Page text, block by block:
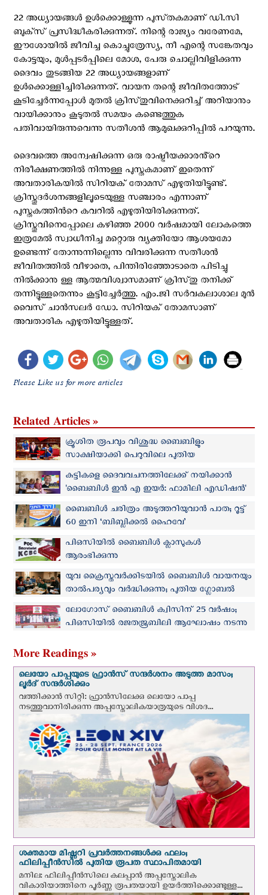
22 അധ്യായങ്ങൾ ഉൾക്കൊള്ളുന്ന പുസ്‌തകമാണ് ഡി.സി
ബുക്‌സ് പ്രസിദ്ധീകരിക്കുന്നത്. നിന്റെ രാജ്യം വരേണമേ,
ഈശോയിൽ ജീവിച്ച കൊച്ചുത്രേസ്യ, നീ എന്റെ സങ്കേതവും
കോട്ടയും, മുൾപ്പടർപ്പിലെ മോശ, പേരു ചൊല്ലിവിളിക്കുന്ന
ദൈവം തുടങ്ങിയ 22 അധ്യായങ്ങളാണ്
ഉൾക്കൊള്ളിച്ചിരിക്കുന്നത്. വായന തന്റെ ജീവിതത്തോട്
കൂടിച്ചേർന്നപ്പോൾ മുതൽ ക്രിസ്‌തുവിനെക്കുറിച്ച് അറിയാനും
വായിക്കാനും കൂടുതൽ സമയം കണ്ടെത്തുക
പതിവായിരുന്നുവെന്നു സതീശൻ ആമുഖക്കുറിപ്പിൽ പറയുന്നു.
ദൈവത്തെ അന്വേഷിക്കുന്ന ഒരു രാഷ്ട്രീയക്കാരൻ്റെ
നിരീക്ഷണത്തിൽ നിന്നുള്ള പുസ്തകമാണ് ഇതെന്ന്
അവതാരികയില്‍ സിറിയക് തോമസ് എഴുതിയിട്ടുണ്ട്.
ക്രിസ്തുദർശനങ്ങളിലൂടെയുള്ള സഞ്ചാരം എന്നാണ്
പുസ്തകത്തിന്‍റെ കവറിൽ എഴുതിയിരിക്കുന്നത്.
ക്രിസ്തുവിനെപ്പോലെ കഴിഞ്ഞ 2000 വർഷമായി ലോകത്തെ
ഇത്രമേൽ സ്വാധീനിച്ച മറ്റൊരു വ്യക്തിയോ ആശയമോ
ഉണ്ടെന്ന് തോന്നുന്നില്ലെന്നു വിവരിക്കുന്ന സതീശൻ
ജീവിതത്തിൽ വീഴാതെ, പിന്തിരിഞ്ഞോടാതെ പിടിച്ചു
നിൽക്കാനു ള്ള ആത്മവിശ്വാസമാണ് ക്രിസ്‌തു തനിക്ക്
തന്നിട്ടുള്ളതെന്നും കൂട്ടിച്ചേർത്തു. എം.ജി സർവകലാശാല മുൻ
വൈസ് ചാൻസലർ ഡോ. സിറിയക് തോമസാണ്
അവതാരിക എഴുതിയിട്ടുള്ളത്.
Please Like us for more articles
Related Articles »
ക്രൂശിത രൂപവും വിശുദ്ധ ബൈബിളും
സാക്ഷിയാക്കി പെറുവിലെ പുതിയ
പ്രസിഡന്റിന്റെ സത്യപ്രതിജ്ഞ
കുട്ടികളെ ദൈവവചനത്തിലേക്ക് നയിക്കാൻ
'ബൈബിൾ ഇൻ എ ഇയർ: ഫാമിലി എഡിഷൻ'
ഒരുങ്ങുന്നു
ബൈബിൾ ചരിത്രം അടുത്തറിയുവാന്‍ പാത; റൂട്ട്
60 ഇനി ‘ബിബ്ലിക്കല്‍ ഹൈവേ’
പിഒസിയിൽ ബൈബിൾ ക്ലാസുകൾ
ആരംഭിക്കുന്നു
യുവ ക്രൈസ്തവര്‍ക്കിടയില്‍ ബൈബിള്‍ വായനയും
താല്‍പര്യവും വർദ്ധിക്കുന്നു; പുതിയ ഗ്ലോബല്‍
സര്‍വ്വേ ഫലം പുറത്ത്
ലോഗോസ് ബൈബിൾ ക്വിസിന് 25 വർഷം;
പിഒസിയിൽ രജതജൂബിലി ആഘോഷം നടന്നു
More Readings »
ലെയോ പാപ്പയുടെ ഫ്രാന്‍സ് സന്ദര്‍ശനം അടുത്ത മാസം;
ലൂര്‍ദ് സന്ദര്‍ശിക്കും
വത്തിക്കാന്‍ സിറ്റി: ഫ്രാൻസിലേക്കു ലെയോ പാപ്പ
നടത്തുവാനിരിക്കുന്ന അപ്പസ്തോലികയാത്രയുടെ വിശദ...
ശക്തമായ മിഷ്ണറി പ്രവർത്തനങ്ങൾക്കു ഫലം;
ഫിലിപ്പീൻസിൽ പുതിയ രൂപത സ്ഥാപിതമായി
മനില: ഫിലിപ്പീൻസിലെ കലപ്പാൻ അപ്പസ്തോലിക
വികാരിയാത്തിനെ പൂർണ്ണ രൂപതയായി ഉയർത്തിക്കൊണ്ടുള്ള...